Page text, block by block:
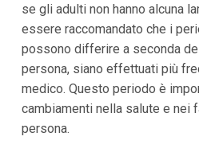
se gli adulti non hanno alcuna
essere raccomandato che i
possono differire a seconda
persona, siano effettuati più
medico. Questo periodo è
cambiamenti nella salute e nei
persona.